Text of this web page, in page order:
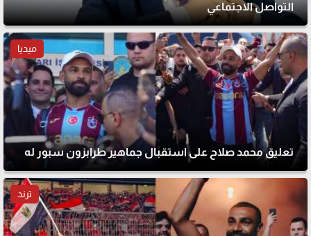
التواصل الاجتماعي
ميديا
تعليق محمد صلاح على استقبال جماهير طرابزون سبور له
ترند